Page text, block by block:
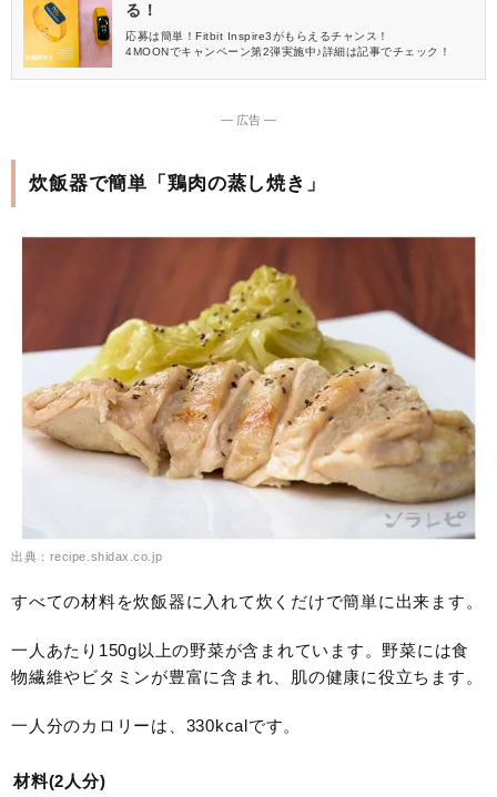
る！
応募は簡単！Fitbit Inspire3がもらえるチャンス！
4MOONでキャンペーン第2弾実施中♪詳細は記事でチェック！
― 広告 ―
炊飯器で簡単「鶏肉の蒸し焼き」
出典：recipe.shidax.co.jp
すべての材料を炊飯器に入れて炊くだけで簡単に出来ます。
一人あたり150g以上の野菜が含まれています。野菜には食
物繊維やビタミンが豊富に含まれ、肌の健康に役立ちます。
一人分のカロリーは、330kcalです。
材料(2人分)